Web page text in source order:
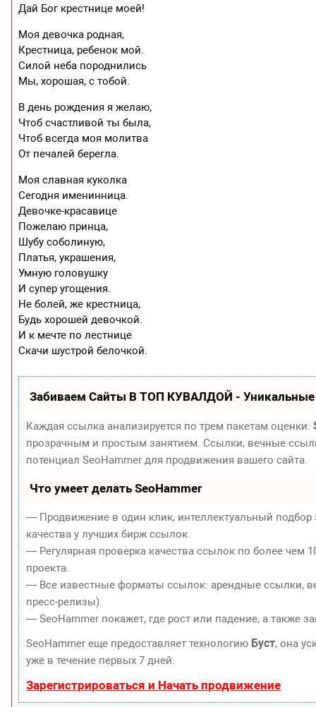
Дай Бог крестнице моей!
Моя девочка родная,
Крестница, ребенок мой.
Силой неба породнились
Мы, хорошая, с тобой.
В день рождения я желаю,
Чтоб счастливой ты была,
Чтоб всегда моя молитва
От печалей берегла.
Моя славная куколка
Сегодня именинница.
Девочке-красавице
Пожелаю принца,
Шубу соболиную,
Платья, украшения,
Умную головушку
И супер угощения.
Не болей, же крестница,
Будь хорошей девочкой.
И к мечте по лестнице
Скачи шустрой белочкой.
Забиваем Сайты В ТОП КУВАЛДОЙ - Уникальные
Каждая ссылка анализируется по трем пакетам оценки:
прозрачным и простым занятием. Ссылки, вечные
потенциал SeoHammer для продвижения вашего сайта.
Что умеет делать SeoHammer
— Продвижение в один клик, интеллектуальный
качества у лучших бирж ссылок.
— Регулярная проверка качества ссылок по более чем
проекта.
— Все известные форматы ссылок: арендные ссылки,
пресс-релизы).
— SeoHammer покажет, где рост или падение, а также
SeoHammer еще предоставляет технологию Буст, она
уже в течение первых 7 дней.
Зарегистрироваться и Начать продвижение